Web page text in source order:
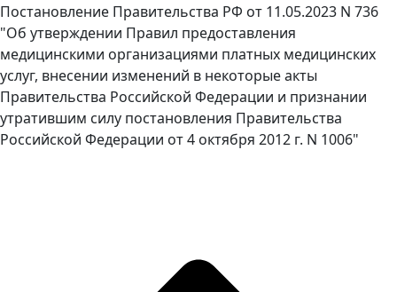
Постановление Правительства РФ от 11.05.2023 N 736
"Об утверждении Правил предоставления
медицинскими организациями платных медицинских
услуг, внесении изменений в некоторые акты
Правительства Российской Федерации и признании
утратившим силу постановления Правительства
Российской Федерации от 4 октября 2012 г. N 1006"